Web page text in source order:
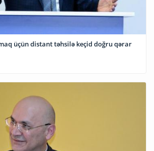
üçün distant təhsilə keçid doğru qərar